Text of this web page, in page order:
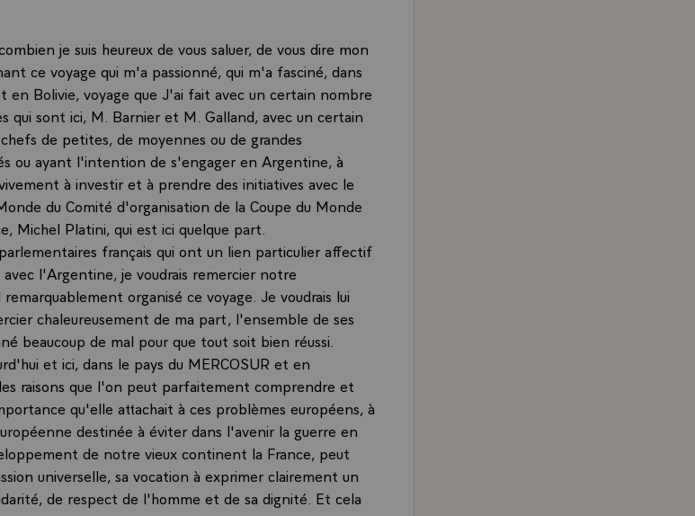
je suis heureux de vous saluer, de vous dire mon
ce voyage qui m'a passionné, qui m'a fasciné, dans
en Bolivie, voyage que J'ai fait avec un certain nombre
qui sont ici, M. Barnier et M. Galland, avec un certain
de petites, de moyennes ou de grandes
ou ayant l'intention de s'engager en Argentine, à
à investir et à prendre des initiatives avec le
du Comité d'organisation de la Coupe du Monde
Michel Platini, qui est ici quelque part.
français qui ont un lien particulier affectif
l'Argentine, je voudrais remercier notre
organisé ce voyage. Je voudrais lui
chaleureusement de ma part, l'ensemble de ses
beaucoup de mal pour que tout soit bien réussi.
et ici, dans le pays du MERCOSUR et en
raisons que l'on peut parfaitement comprendre et
qu'elle attachait à ces problèmes européens, à
destinée à éviter dans l'avenir la guerre en
de notre vieux continent la France, peut
universelle, sa vocation à exprimer clairement un
de respect de l'homme et de sa dignité. Et cela